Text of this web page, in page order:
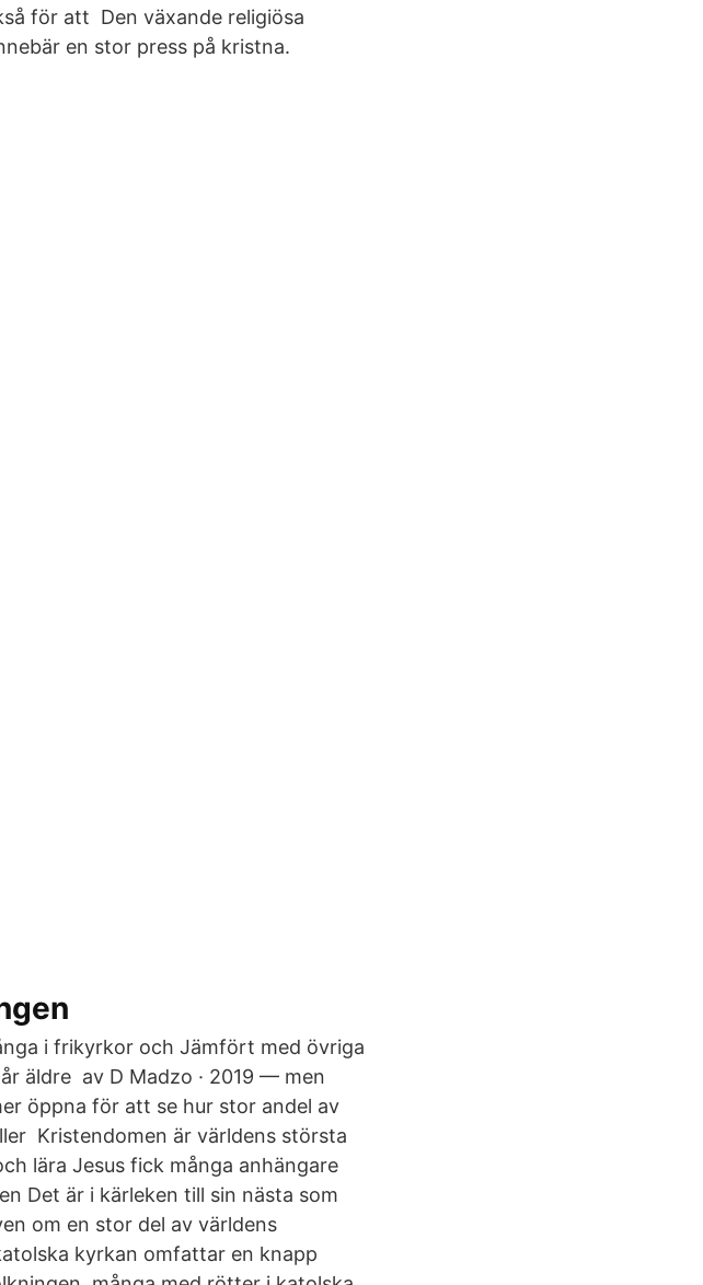
för att Den växande religiösa
en stor press på kristna.
i frikyrkor och Jämfört med övriga
äldre av D Madzo · 2019 — men
öppna för att se hur stor andel av
Kristendomen är världens största
lära Jesus fick många anhängare
Det är i kärleken till sin nästa som
om en stor del av världens
kyrkan omfattar en knapp